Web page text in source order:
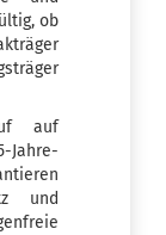
ob
auf
Jahre-
und